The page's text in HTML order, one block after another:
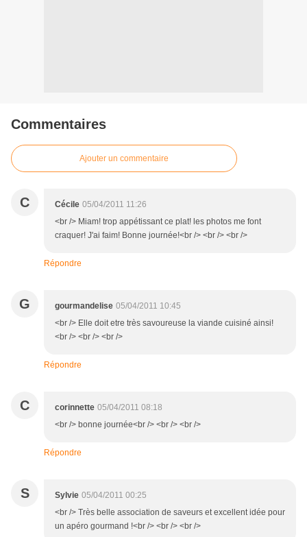
Commentaires
Ajouter un commentaire
C Cécile 05/04/2011 11:26
<br /> Miam! trop appétissant ce plat! les photos me font
craquer! J'ai faim! Bonne journée!<br /> <br /> <br />
Répondre
G gourmandelise 05/04/2011 10:45
<br /> Elle doit etre très savoureuse la viande cuisiné ainsi!
<br /> <br /> <br />
Répondre
C corinnette 05/04/2011 08:18
<br /> bonne journée<br /> <br /> <br />
Répondre
S Sylvie 05/04/2011 00:25
<br /> Très belle association de saveurs et excellent idée pour
un apéro gourmand !<br /> <br /> <br />